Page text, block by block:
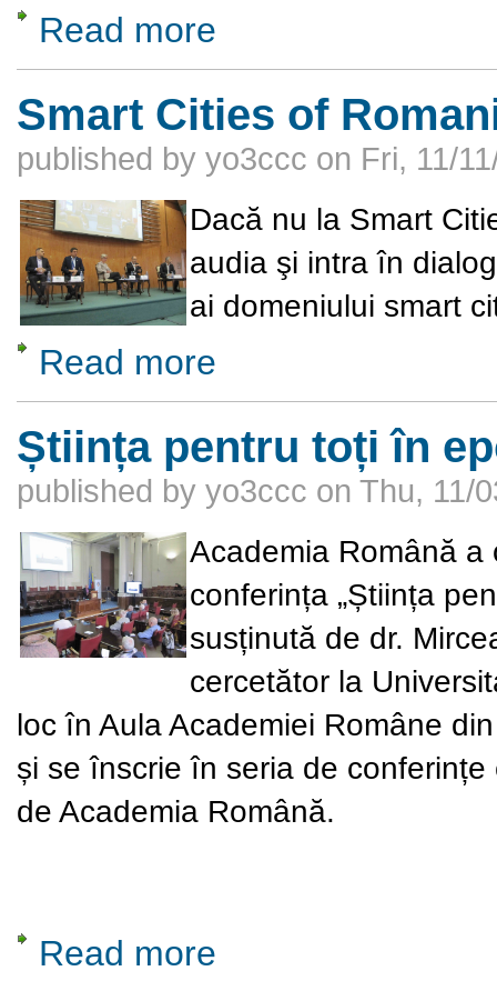
Read more
Smart Cities of
published by yo3ccc on Fri, 11/
Dacă nu la Smart
audia şi intra în
ai domeniului smart
Read more
Știința pentru toți în
published by yo3ccc on Thu, 11/
Academia Română a
conferința „Știința
susținută de dr.
cercetător la
loc în Aula Academiei Române
și se înscrie în seria de conferințe
de Academia Română.
Read more